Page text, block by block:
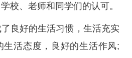
校、老师和同学们的认可。
良好的生活习惯，生活充实
生活态度，良好的生活作风;